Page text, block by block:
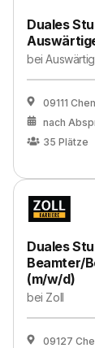
Duales
bei
09111
nach
35 Plätze
Duales
Beamter/
(m/w/d)
bei Zoll
09127